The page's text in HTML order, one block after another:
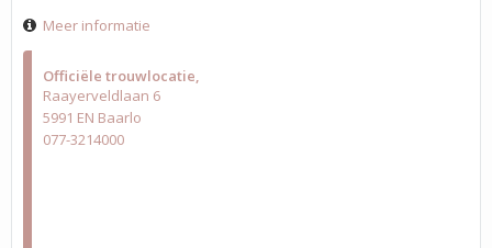
Officiële trouwlocatie
Raayerveldlaan 6
5991 EN Baarlo
077-3214000
Meer informatie